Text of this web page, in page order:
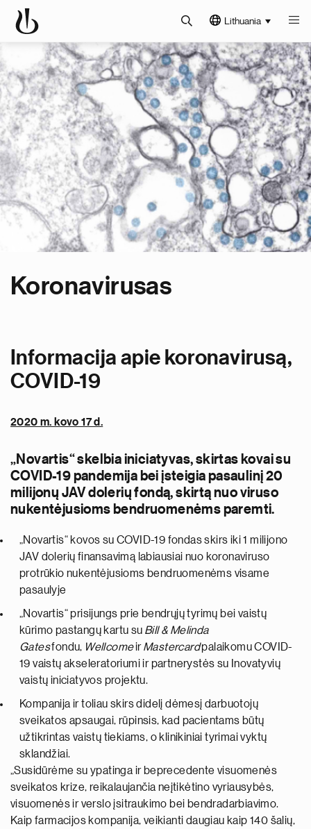
Lithuania
Koronavirusas
Informacija apie koronavirusą,
COVID-19
2020 m. kovo 17 d.
„Novartis“ skelbia iniciatyvas, skirtas kovai su
COVID-19 pandemija bei įsteigia pasaulinį 20
milijonų JAV dolerių fondą, skirtą nuo viruso
nukentėjusioms bendruomenėms paremti.
„Novartis“ kovos su COVID-19 fondas skirs iki 1 milijono
JAV dolerių finansavimą labiausiai nuo koronaviruso
protrūkio nukentėjusioms bendruomenėms visame
pasaulyje
„Novartis“ prisijungs prie bendrųjų tyrimų bei vaistų
kūrimo pastangų kartu su Bill & Melinda
Gatesfondu, WellcomeirMastercardpalaikomu COVID-
19 vaistų akseleratoriumi ir partnerystės su Inovatyvių
vaistų iniciatyvos projektu.
Kompanija ir toliau skirs didelį dėmesį darbuotojų
sveikatos apsaugai, rūpinsis, kad pacientams būtų
užtikrintas vaistų tiekiams, o klinikiniai tyrimai vyktų
sklandžiai.
„Susidūrėme su ypatinga ir beprecedente visuomenės
sveikatos krize, reikalaujančia neįtikėtino vyriausybės,
visuomenės ir verslo įsitraukimo bei bendradarbiavimo.
Kaip farmacijos kompanija, veikianti daugiau kaip 140 šalių,